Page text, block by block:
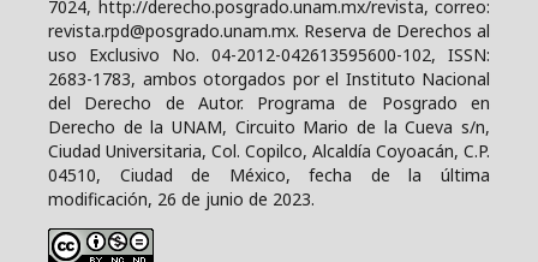
7024, http://derecho.posgrado.unam.mx/revista, correo:
revista.rpd@posgrado.unam.mx. Reserva de Derechos al
uso Exclusivo No. 04-2012-042613595600-102, ISSN:
2683-1783, ambos otorgados por el Instituto Nacional
del Derecho de Autor. Programa de Posgrado en
Derecho de la UNAM, Circuito Mario de la Cueva s/n,
Ciudad Universitaria, Col. Copilco, Alcaldía Coyoacán, C.P.
04510, Ciudad de México, fecha de la última
modificación, 26 de junio de 2023.